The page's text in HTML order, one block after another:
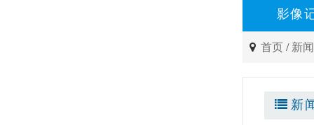
影像
首页 / 新
新